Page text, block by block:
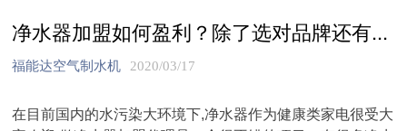
净水器加盟如何盈利？除了选对品牌还有...
福能达空气制水机 2020/03/17
在目前国内的水污染大环境下,净水器作为健康类家电很受大